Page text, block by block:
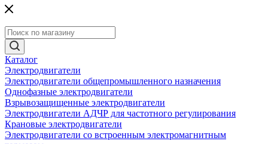
Каталог
Электродвигатели
Электродвигатели общепромышленного назначения
Однофазные электродвигатели
Взрывозащищенные электродвигатели
Электродвигатели АДЧР для частотного регулирования
Крановые электродвигатели
Электродвигатели со встроенным электромагнитным